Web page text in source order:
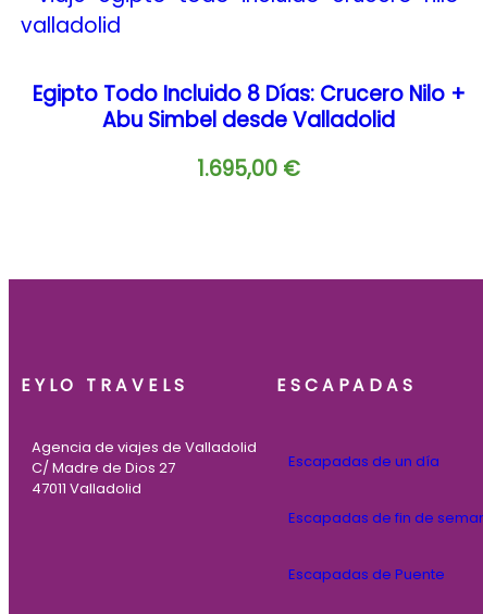
Egipto Todo Incluido 8 Días: Crucero Nilo +
Abu Simbel desde Valladolid
1.695,00 €
EYLO TRAVELS
Agencia de viajes de Valladolid
C/ Madre de Dios 27
47011 Valladolid
ESCAPADAS
Escapadas de un día
Escapadas de fin de
Escapadas de Puente